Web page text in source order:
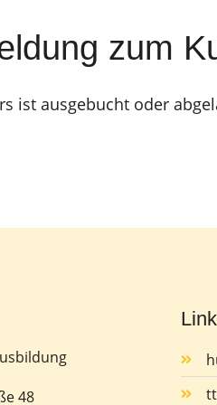
zum
ist ausgebucht oder
48